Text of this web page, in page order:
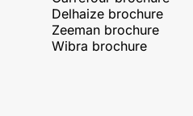
Delhaize brochure
Zeeman brochure
Wibra brochure